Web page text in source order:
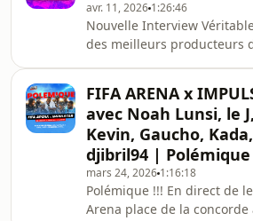
purs passionnés nous
leurs débuts, Le New -York
années 80, leur
Hop et biens d'autres
nous ce que vous en
commentaires.Hébergé par
avr. 11, 2026 1:26:46
Nouvelle Interview
des meilleurs producteurs
avec le vol.2 déjà déjà
des performances de Mac
Josman, Genezio, Conway the
machine... c'est une
revient sur son parcours,
tant qu'homme et en tant
sa vision de la musique et
FIFA ARENA x
avec Noah Lunsi, le
Kevin, Gaucho, Kada,
djibril94 | Polémique
mars 24, 2026 1:16:18
Polémique !!! En direct de
Arena place de la concorde